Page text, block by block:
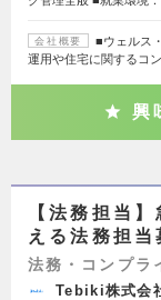
会社概要
■ウェルス
運用や住宅に関するコ
興
【法務担当
える法務担当
法務・コンプラ
Tebiki株式会